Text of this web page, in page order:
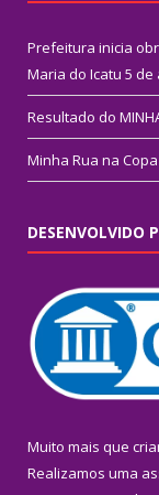
Prefeitura inicia
Maria do Icatu 5 de
Resultado do
Minha Rua na Copa
DESENVOLVIDO
Muito mais que
Realizamos uma